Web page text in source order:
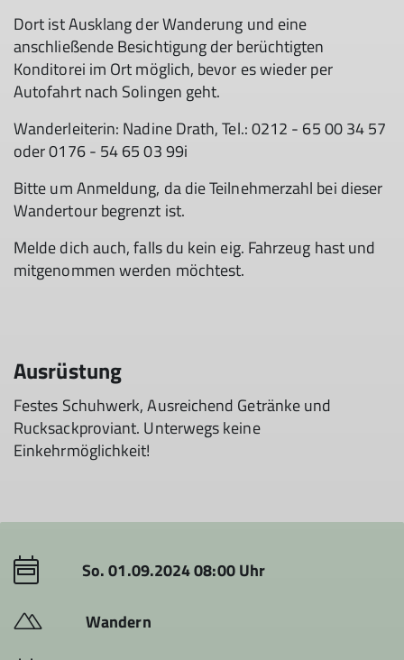
Dort ist Ausklang der Wanderung und eine
anschließende Besichtigung der berüchtigten
Konditorei im Ort möglich, bevor es wieder per
Autofahrt nach Solingen geht.
Wanderleiterin: Nadine Drath, Tel.: 0212 - 65 00 34 57
oder 0176 - 54 65 03 99i
Bitte um Anmeldung, da die Teilnehmerzahl bei dieser
Wandertour begrenzt ist.
Melde dich auch, falls du kein eig. Fahrzeug hast und
mitgenommen werden möchtest.
Ausrüstung
Festes Schuhwerk, Ausreichend Getränke und
Rucksackproviant. Unterwegs keine
Einkehrmöglichkeit!
So. 01.09.2024 08:00 Uhr
Wandern